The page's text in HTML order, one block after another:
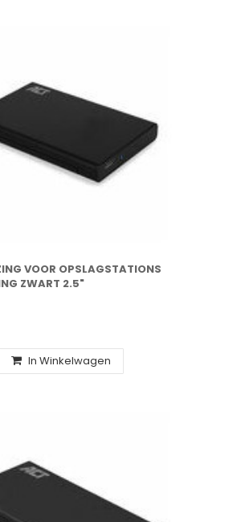
VOOR OPSLAGSTATIONS
ZWART 2.5"
In Winkelwagen